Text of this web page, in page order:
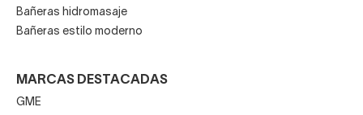
Bañeras hidromasaje
Bañeras estilo moderno
MARCAS DESTACADAS
GME